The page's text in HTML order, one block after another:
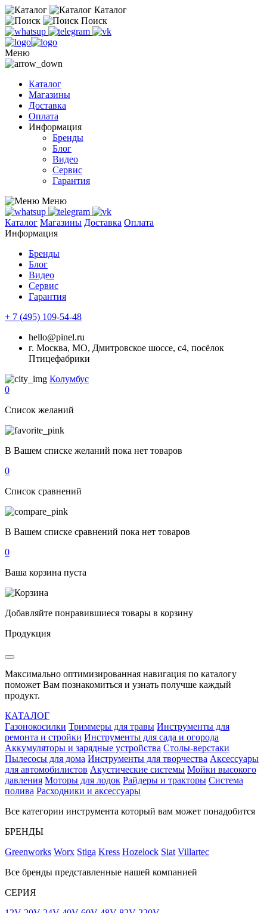
Каталог
Поиск
Меню
Каталог
Магазины
Доставка
Оплата
Информация
Бренды
Блог
Видео
Сервис
Гарантия
Меню
Каталог Магазины Доставка Оплата
Информация
Бренды
Блог
Видео
Сервис
Гарантия
+ 7 (495) 109-54-48
hello@pinel.ru
г. Москва, МО, Дмитровское шоссе, с4, посёлок
Птицефабрики
Колумбус
0
Список желаний
В Вашем списке желаний пока нет товаров
0
Список сравнений
В Вашем списке сравнений пока нет товаров
0
Ваша корзина пуста
Добавляйте понравившиеся товары в корзину
Продукция
Максимально оптимизированная навигация по каталогу
поможет Вам познакомиться и узнать получше каждый
продукт.
КАТАЛОГ
Газонокосилки Триммеры для травы Инструменты для
ремонта и стройки Инструменты для сада и огорода
Аккумуляторы и зарядные устройства Столы-верстаки
Пылесосы для дома Инструменты для творчества Аксессуары
для автомобилистов Акустические системы Мойки высокого
давления Моторы для лодок Райдеры и тракторы Система
полива Расходники и аксессуары
Все категории инструмента который вам может понадобится
БРЕНДЫ
Greenworks Worx Stiga Kress Hozelock Siat Villartec
Все бренды представленные нашей компанией
СЕРИЯ